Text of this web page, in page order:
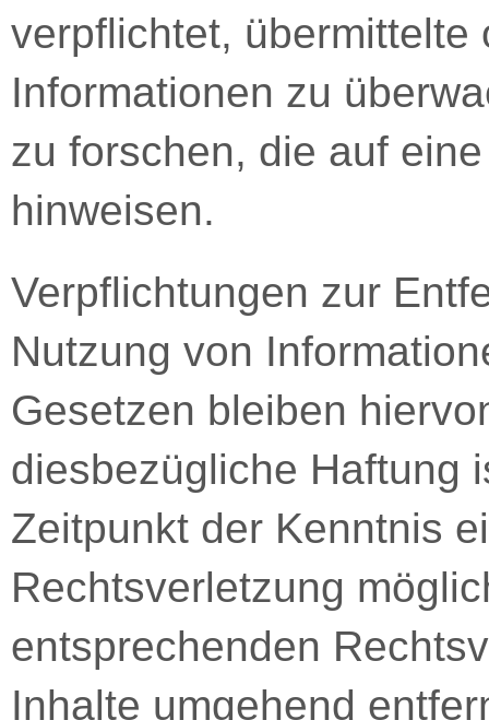
verpflichtet, übermittelte
Informationen zu
zu forschen, die auf
hinweisen.
Verpflichtungen zur
Nutzung von
Gesetzen bleiben
diesbezügliche Haftung
Zeitpunkt der Kenntnis
Rechtsverletzung
entsprechenden
Inhalte umgehend